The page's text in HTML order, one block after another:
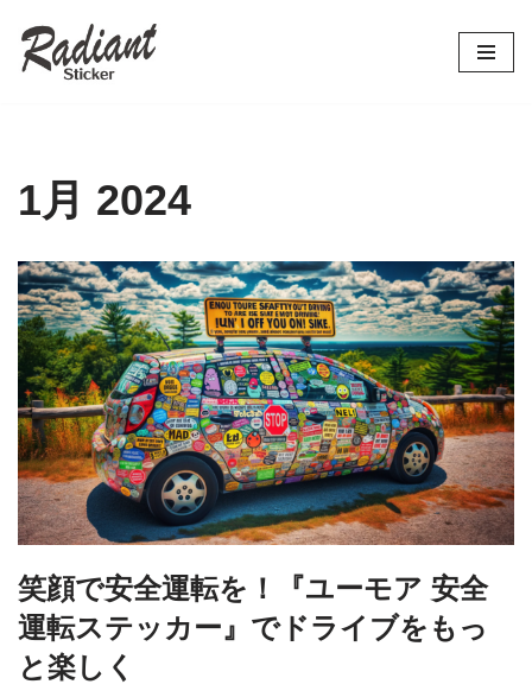
コ
へ
キ
ッ
プ
1月 2024
笑顔で安全運転を！『ユーモア 安全
運転ステッカー』でドライブをもっ
と楽しく